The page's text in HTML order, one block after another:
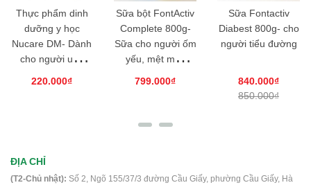
Sữa bột FontActiv
Complete 800g-
Sữa cho người ốm
yếu, mệt mỏi,
799.000₫
Sữa Fontactiv
Diabest 800g- cho
người tiểu đường
840.000₫
Sữa Nepro 1 Gold
400g- Dành cho
người suy thận,
238.000₫
250.560₫
ĐỊA CHỈ
(T2-Chủ nhật): Số 2, Ngõ 155/37/3 đường Cầu Giấy, phường Cầu Giấy, Hà